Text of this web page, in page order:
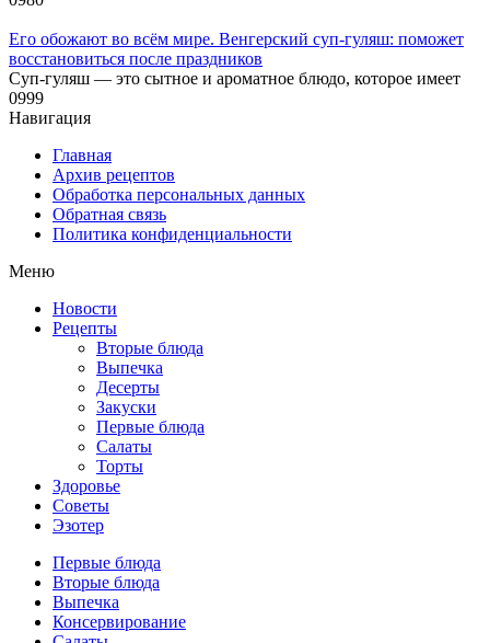
Его обожают во всём мире. Венгерский суп-гуляш: поможет
восстановиться после праздников
Суп-гуляш — это сытное и ароматное блюдо, которое имеет
0999
Навигация
Главная
Архив рецептов
Обработка персональных данных
Обратная связь
Политика конфиденциальности
Меню
Новости
Рецепты
Вторые блюда
Выпечка
Десерты
Закуски
Первые блюда
Салаты
Торты
Здоровье
Советы
Эзотер
Первые блюда
Вторые блюда
Выпечка
Консервирование